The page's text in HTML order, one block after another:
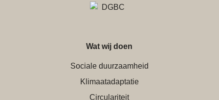
Wat wij doen
Sociale duurzaamheid
Klimaatadaptatie
Circulariteit